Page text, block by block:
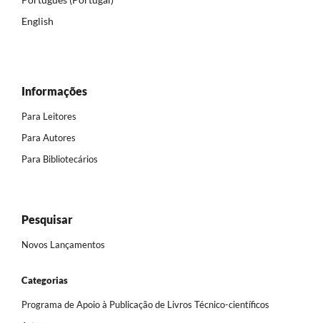
English
Informações
Para Leitores
Para Autores
Para Bibliotecários
Pesquisar
Novos Lançamentos
Categorias
Programa de Apoio à Publicação de Livros Técnico-científicos